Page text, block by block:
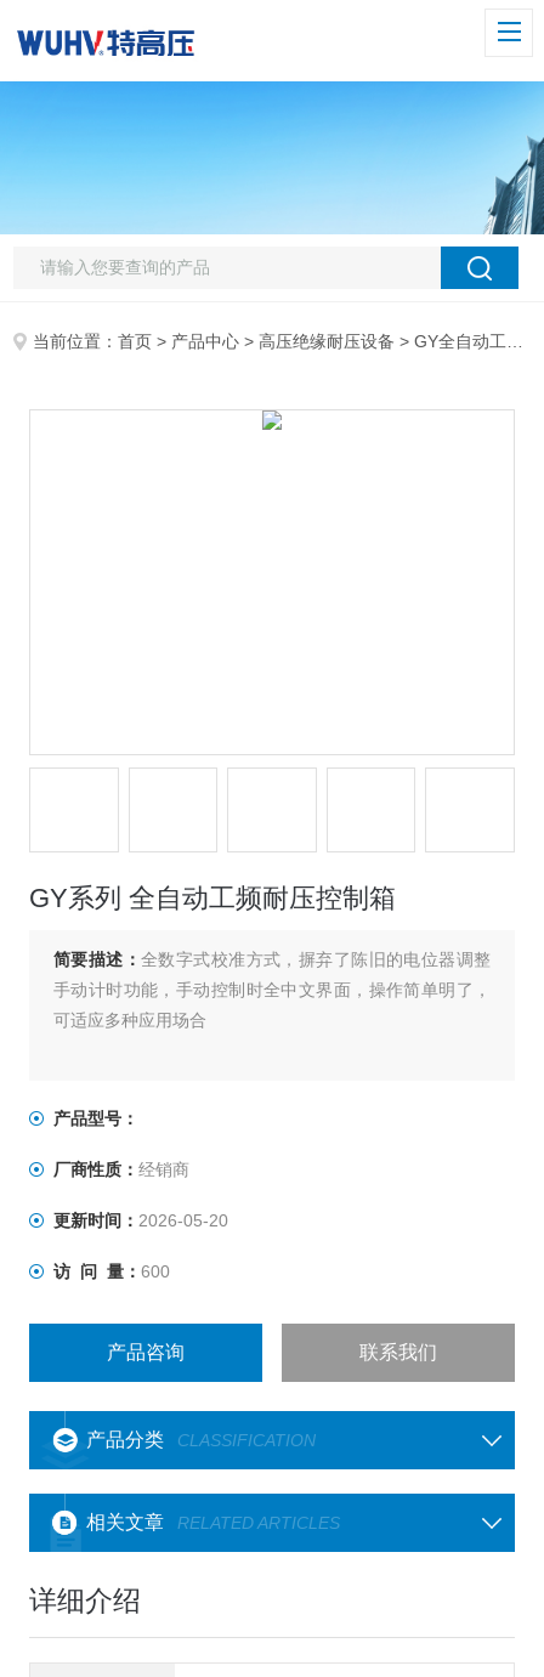
当前位置：首页 > 产品中心 >高压绝缘耐压设备 >GY全自动工频耐压控制箱
GY系列 全自动工频耐压控制箱
简要描述：全数字式校准方式，摒弃了陈旧的电位器调整
手动计时功能，手动控制时全中文界面，操作简单明了，
可适应多种应用场合
产品型号：
厂商性质： 经销商
更新时间： 2026-05-20
访 问 量： 600
产品咨询 联系我们
产品分类 CLASSIFICATION
相关文章 RELATED ARTICLES
详细介绍